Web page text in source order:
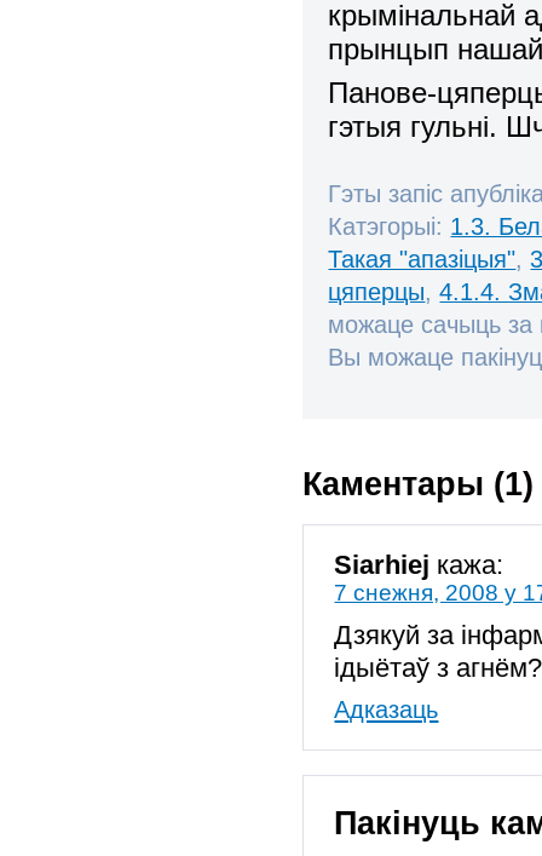
крымінальнай
прынцып
Панове-
гэтыя гульні.
Гэты запіс
Катэгорыі: 1.3.
Такая "апазіцыя",
цяперцы,4.1.4.
можаце сачыць
Вы можаце
Каментары (1)
Siarhiej кажа:
7 снежня, 2008 у
Дзякуй за
ідыётаў з агнём?
Адказаць
Пакінуць